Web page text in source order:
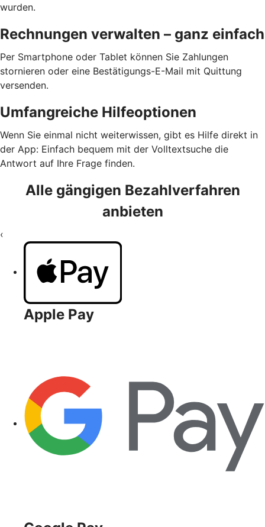
wurden.
Rechnungen verwalten – ganz einfach
Per Smartphone oder Tablet können Sie Zahlungen
stornieren oder eine Bestätigungs-E-Mail mit Quittung
versenden.
Umfangreiche Hilfeoptionen
Wenn Sie einmal nicht weiterwissen, gibt es Hilfe direkt in
der App: Einfach bequem mit der Volltextsuche die
Antwort auf Ihre Frage finden.
Alle gängigen Bezahlverfahren
anbieten
‹
Apple Pay